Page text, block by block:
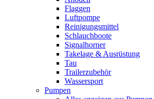
Flaggen
Luftpompe
Reinigungsmittel
Schlauchboote
Signalhorner
Takelage & Ausrüstung
Tau
Trailerzubehör
Wassersport
Pumpen